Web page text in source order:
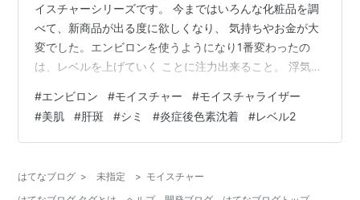
イスチャーシリーズです。 今まではいろんな化粧品を調
べて、新商品が出る度に欲しくなり、 気持ちやお金が大
変でした。エンビロンを使うようになり1番変わったの
は、レベルを上げていく ことに注力出来ること。 浮気性
金はそれなりにかかりますが、 結果が見えるのでやめよ
うという気にならず、 早くレベル上げたいなという気持
ちになります。 ☀️最近の朝ルーティン☀️ 洗顔(石鹸）→
る） →クリーム2 テレワークの日はこれにラドローショ
#エンビロン #モイスチャー #モイスチャライザー
#美肌 #肝斑 #シミ #炎症後色素沈着 #レベル2
はてなブログ > 未指定 > モイスチャー